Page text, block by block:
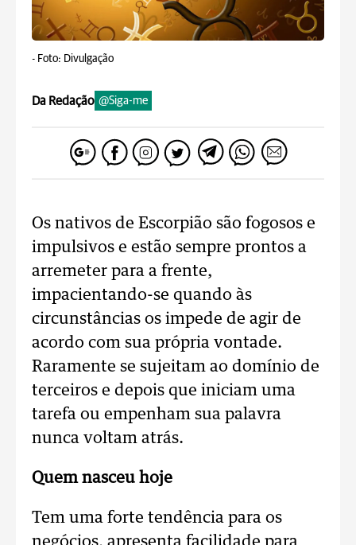
- Foto: Divulgação
Da Redação @Siga-me
Os nativos de Escorpião são fogosos e
impulsivos e estão sempre prontos a
arremeter para a frente,
impacientando-se quando às
circunstâncias os impede de agir de
acordo com sua própria vontade.
Raramente se sujeitam ao domínio de
terceiros e depois que iniciam uma
tarefa ou empenham sua palavra
nunca voltam atrás.
Quem nasceu hoje
Tem uma forte tendência para os
negócios, apresenta facilidade para